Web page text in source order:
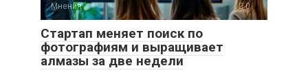
Мнения 0
Стартап меняет поиск по
фотографиям и выращивает
алмазы за две недели